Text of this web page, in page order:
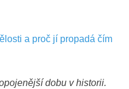
dobu v historii.